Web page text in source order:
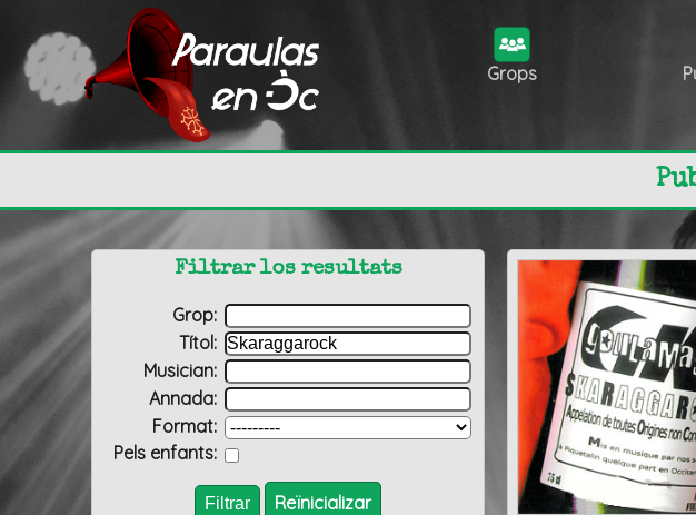
Grops
Filtrar los resultats
Grop:
Títol:
Musician:
Annada:
Format:
Pels enfants:
Reïnicializar